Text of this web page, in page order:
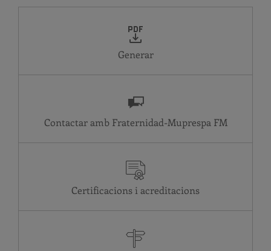
Generar
Contactar amb Fraternidad-Muprespa
Certificacions i acreditacions